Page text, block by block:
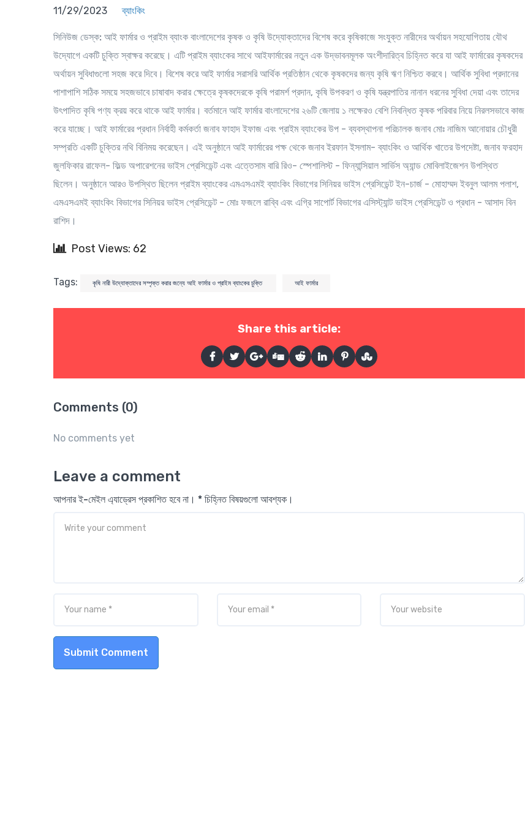
11/29/2023 ব্যাংকিং
সিনিউজ ডেস্ক: আই ফার্মার ও প্রাইম ব্যাংক বাংলাদেশের কৃষক ও কৃষি উদ্যোক্তাদের বিশেষ করে কৃষিকাজে সংযুক্ত নারীদের অর্থায়ন সহযোগিতায় যৌথ
উদ্যোগে একটি চুক্তি স্বাক্ষর করেছে। এটি প্রাইম ব্যাংকের সাথে আইফার্মারের নতুন এক উদ্ভাবনমূলক অংশীদারিত্ব চিহ্নিত করে যা আই ফার্মারের কৃষকদের
অর্থায়ন সুবিধাগুলো সহজ করে দিবে। বিশেষ করে আই ফার্মার সরাসরি আর্থিক প্রতিষ্ঠান থেকে কৃষকদের জন্য কৃষি ঋণ নিশ্চিত করবে। আর্থিক সুবিধা প্রদানের
পাশাপাশি সঠিক সময়ে সহজভাবে চাষাবাদ করার ক্ষেত্রে কৃষকদেরকে কৃষি পরামর্শ প্রদান, কৃষি উপকরণ ও কৃষি যন্ত্রপাতির নানান ধরনের সুবিধা দেয়া এবং তাদের
উৎপাদিত কৃষি পণ্য ক্রয় করে থাকে আই ফার্মার। বর্তমানে আই ফার্মার বাংলাদেশের ২৬টি জেলায় ১ লক্ষেরও বেশি নিবন্ধিত কৃষক পরিবার নিয়ে নিরলসভাবে কাজ
করে যাচ্ছে। আই ফার্মারের প্রধান নির্বাহী কর্মকর্তা জনাব ফাহাদ ইফাজ এবং প্রাইম ব্যাংকের উপ - ব্যবস্থাপনা পরিচালক জনাব মোঃ নাজিম আনোয়ার চৌধুরী
সম্প্রতি একটি চুক্তির নথি বিনিময় করেছেন। এই অনুষ্ঠানে আই ফার্মারের পক্ষ থেকে জনাব ইরফান ইসলাম- ব্যাংকিং ও আর্থিক খাতের উপদেষ্টা, জনাব ফরহাদ
জুলফিকার রাফেল- ফিল্ড অপারেশনের ভাইস প্রেসিডেন্ট এবং এত্তেসাম বারি রিও- স্পেশালিস্ট - ফিন্যান্সিয়াল সার্ভিস অ্যান্ড মোবিলাইজেশন উপস্থিত
ছিলেন। অনুষ্ঠানে আরও উপস্থিত ছিলেন প্রাইম ব্যাংকের এমএসএমই ব্যাংকিং বিভাগের সিনিয়র ভাইস প্রেসিডেন্ট ইন-চার্জ - মোহাম্মদ ইবনুল আলম পলাশ,
এমএসএমই ব্যাংকিং বিভাগের সিনিয়র ভাইস প্রেসিডেন্ট - মোঃ ফজলে রাব্বি এবং এগ্রি সাপোর্ট বিভাগের এসিস্ট্যান্ট ভাইস প্রেসিডেন্ট ও প্রধান - আসাদ বিন
রাশিদ।
Post Views: 62
Tags: কৃষি নারী উদ্যোক্তাদের সম্পৃক্ত করার জন্যে আই ফার্মার ও প্রাইম ব্যাংকের চুক্তি আই ফার্মার
Share this article:
Comments (0)
No comments yet
Leave a comment
আপনার ই-মেইল এ্যাড্রেস প্রকাশিত হবে না। * চিহ্নিত বিষয়গুলো আবশ্যক।
Submit Comment